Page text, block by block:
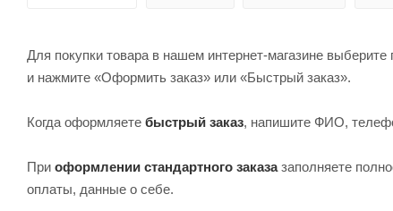
Для покупки товара в нашем интернет-магазине
и нажмите «Оформить заказ» или «Быстрый заказ».
Когда оформляете быстрый заказ, напишите ФИО,
При оформлении стандартного заказа заполняете
оплаты, данные о себе.